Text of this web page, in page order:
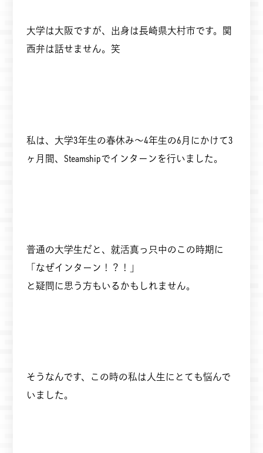
大学は大阪ですが、出身は長崎県大村市です。関
西弁は話せません。笑
私は、大学3年生の春休み～4年生の6月にかけて3
ヶ月間、Steamshipでインターンを行いました。
普通の大学生だと、就活真っ只中のこの時期に
「なぜインターン！？！」
と疑問に思う方もいるかもしれません。
そうなんです、この時の私は人生にとても悩んで
いました。